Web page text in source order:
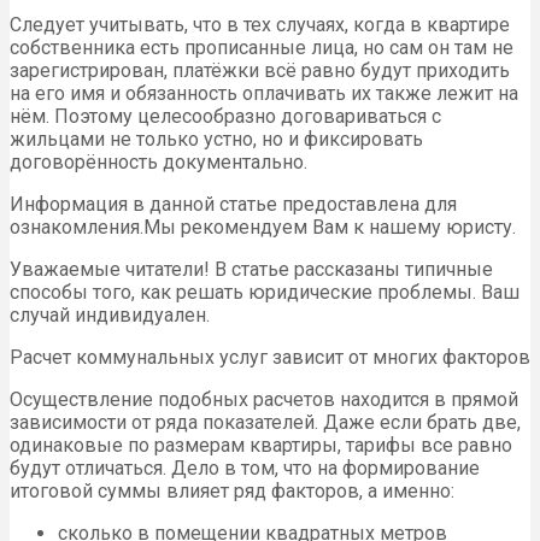
Следует учитывать, что в тех случаях, когда в квартире
собственника есть прописанные лица, но сам он там не
зарегистрирован, платёжки всё равно будут приходить
на его имя и обязанность оплачивать их также лежит на
нём. Поэтому целесообразно договариваться с
жильцами не только устно, но и фиксировать
договорённость документально.
Информация в данной статье предоставлена для
ознакомления.Мы рекомендуем Вам к нашему юристу.
Уважаемые читатели! В статье рассказаны типичные
способы того, как решать юридические проблемы. Ваш
случай индивидуален.
Расчет коммунальных услуг зависит от многих факторов
Осуществление подобных расчетов находится в прямой
зависимости от ряда показателей. Даже если брать две,
одинаковые по размерам квартиры, тарифы все равно
будут отличаться. Дело в том, что на формирование
итоговой суммы влияет ряд факторов, а именно:
сколько в помещении квадратных метров